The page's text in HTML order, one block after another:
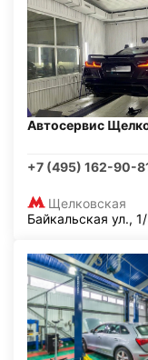
Автосервис
+7 (495) 162-90-
Щелковская
Байкальская ул.,